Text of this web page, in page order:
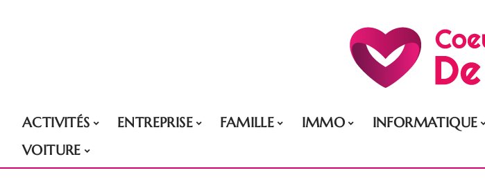
ACTIVITÉS ENTREPRISE FAMILLE IMMO INFORMATIQUE
VOITURE